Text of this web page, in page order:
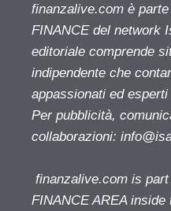
finanzalive.com è
FINANCE del network
editoriale comprende
indipendente che
appassionati ed
Per pubblicità,
collaborazioni:
finanzalive.com is
FINANCE AREA